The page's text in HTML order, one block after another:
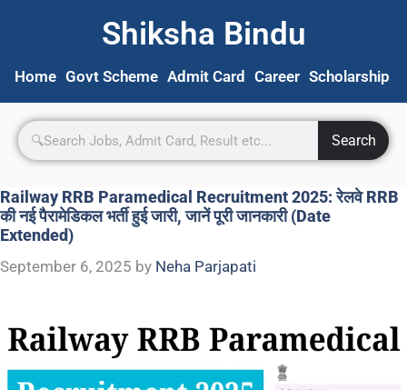
Shiksha Bindu
Home Govt Scheme Admit Card Career Scholarship
Search
Railway RRB Paramedical Recruitment 2025: रेलवे RRB
की नई पैरामेडिकल भर्ती हुई जारी, जानें पूरी जानकारी (Date
Extended)
September 6, 2025 by Neha Parjapati